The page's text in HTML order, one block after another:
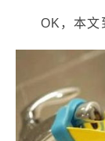
OK，本文